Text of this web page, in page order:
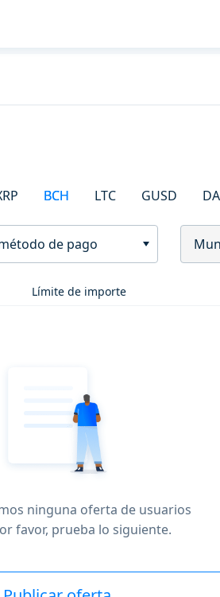
BCH LTC GUSD
de pago
Límite de importe
ninguna oferta de usuarios
favor, prueba lo siguiente.